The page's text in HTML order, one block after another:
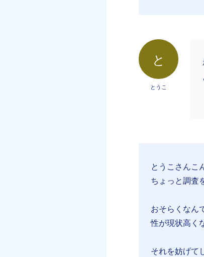
と
とうこ
とうこさんこ
ちょっと調査
おそらくなん
性が現状高く
それを妨げて